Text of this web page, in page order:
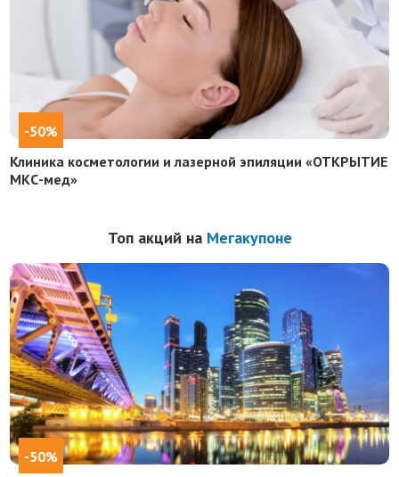
-50%
Клиника косметологии и лазерной эпиляции «ОТКРЫТИЕ
МКС-мед»
Топ акций на Мегакупоне
-50%